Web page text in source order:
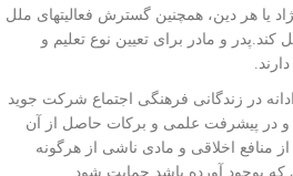
یا هر دین، همچنین گسترش فعالیتهای ملل
و مادر برای تعیین نوع تعلیم و
در زندگانی فرهنگی اجتماع شرکت جوید
و در پیشرفت علمی و برکات حاصل از آن
منافع اخلاقی و مادی ناشی از هرگونه
که بوجود آورده باشد حمایت شود.